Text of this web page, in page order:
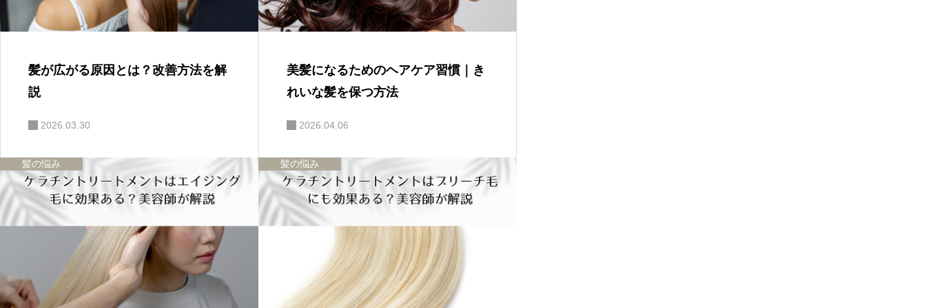
髪が広がる原因とは？改善方法を解
説
2026.03.30
美髪になるためのヘアケア習慣｜き
れいな髪を保つ方法
2026.04.06
髪の悩み 髪の悩み